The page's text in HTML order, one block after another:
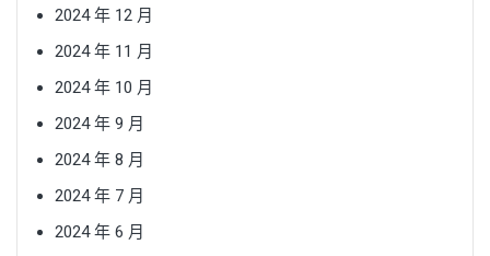
2024 年 12 月
2024 年 11 月
2024 年 10 月
2024 年 9 月
2024 年 8 月
2024 年 7 月
2024 年 6 月